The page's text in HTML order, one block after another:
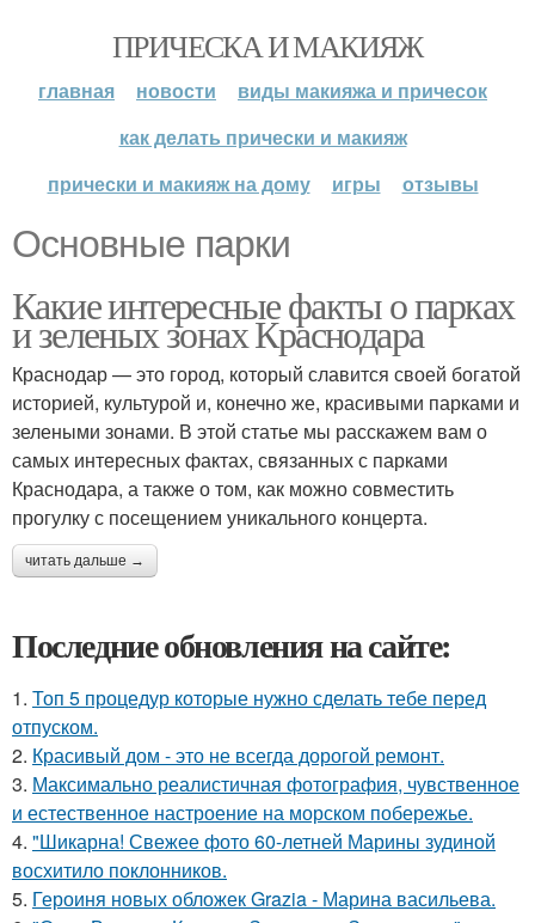
ПРИЧЕСКА И МАКИЯЖ
главная новости
виды макияжа и причесок
как делать прически и макияж
прически и макияж на дому
игры отзывы
Основные парки
Какие интересные факты о парках
и зеленых зонах Краснодара
Краснодар — это город, который славится своей богатой
историей, культурой и, конечно же, красивыми парками и
зелеными зонами. В этой статье мы расскажем вам о
самых интересных фактах, связанных с парками
Краснодара, а также о том, как можно совместить
прогулку с посещением уникального концерта.
читать дальше →
Последние обновления на сайте:
1. Топ 5 процедур которые нужно сделать тебе перед
отпуском.
2. Красивый дом - это не всегда дорогой ремонт.
3. Максимально реалистичная фотография, чувственное
и естественное настроение на морском побережье.
4. "Шикарна! Свежее фото 60-летней Марины зудиной
восхитило поклонников.
5. Героиня новых обложек Grazia - Марина васильева.